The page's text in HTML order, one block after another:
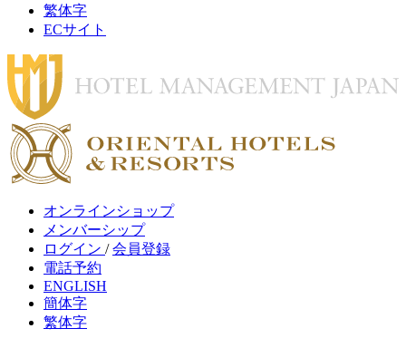
繁体字
ECサイト
オンラインショップ
メンバーシップ
ログイン /会員登録
電話予約
ENGLISH
簡体字
繁体字